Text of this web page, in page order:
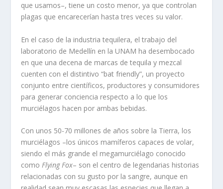
que usamos–, tiene un costo menor, ya que controlan
plagas que encarecerían hasta tres veces su valor.
En el caso de la industria tequilera, el trabajo del
laboratorio de Medellín en la UNAM ha desembocado
en que una decena de marcas de tequila y mezcal
cuenten con el distintivo “bat friendly”, un proyecto
conjunto entre científicos, productores y consumidores
para generar conciencia respecto a lo que los
murciélagos hacen por ambas bebidas.
Con unos 50-70 millones de años sobre la Tierra, los
murciélagos –los únicos mamíferos capaces de volar,
siendo el más grande el megamurciélago conocido
comoFlying Fox– son el centro de legendarias historias
relacionadas con su gusto por la sangre, aunque en